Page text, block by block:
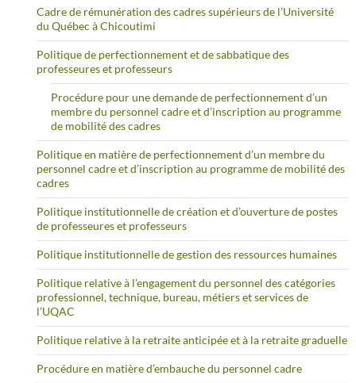
Cadre de rémunération des cadres supérieurs de l’Université
du Québec à Chicoutimi
Politique de perfectionnement et de sabbatique des
professeures et professeurs
Procédure pour une demande de perfectionnement d’un
membre du personnel cadre et d’inscription au programme
de mobilité des cadres
Politique en matière de perfectionnement d’un membre du
personnel cadre et d’inscription au programme de mobilité des
cadres
Politique institutionnelle de création et d’ouverture de postes
de professeures et professeurs
Politique institutionnelle de gestion des ressources humaines
Politique relative à l’engagement du personnel des catégories
professionnel, technique, bureau, métiers et services de
l’UQAC
Politique relative à la retraite anticipée et à la retraite graduelle
Procédure en matière d’embauche du personnel cadre